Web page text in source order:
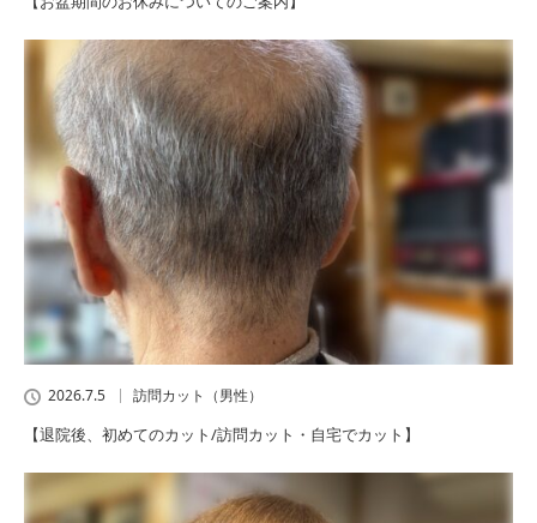
2026.7.5 訪問カット（男性）
【退院後、初めてのカット/訪問カット・自宅でカット】